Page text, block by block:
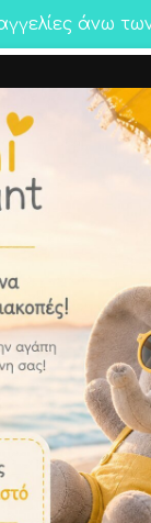
άνω
Κορίτσι